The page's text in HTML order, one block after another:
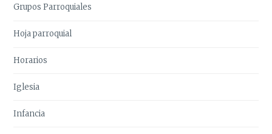
Grupos Parroquiales
Hoja parroquial
Horarios
Iglesia
Infancia